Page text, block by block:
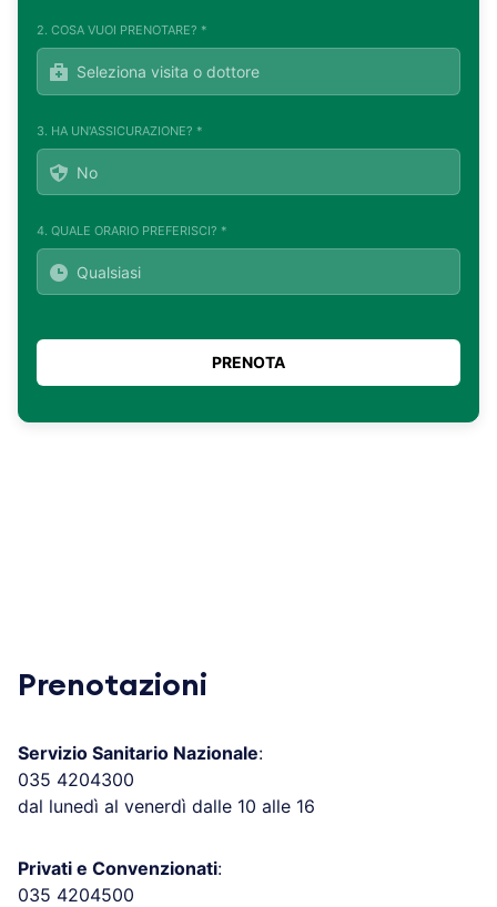
2. COSA VUOI PRENOTARE? *
3. HA UN'ASSICURAZIONE? *
4. QUALE ORARIO PREFERISCI? *
Prenotazioni
Servizio Sanitario Nazionale:
035 4204300
dal lunedì al venerdì dalle 10 alle 16
Privati e Convenzionati:
035 4204500